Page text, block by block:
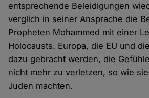
entsprechende Beleidigungen
verglich in seiner Ansprache die
Propheten Mohammed mit einer
Holocausts. Europa, die EU und die
dazu gebracht werden, die
nicht mehr zu verletzen, so wie
Juden machten.